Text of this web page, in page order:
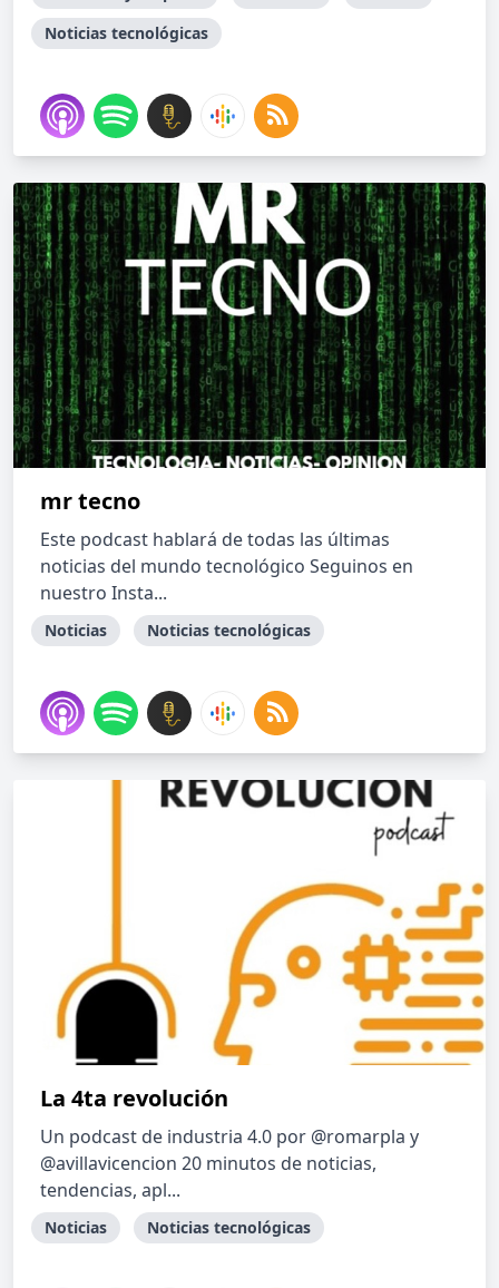
Noticias tecnológicas
mr tecno
Este podcast hablará de todas las últimas
noticias del mundo tecnológico Seguinos en
nuestro Insta...
Noticias Noticias tecnológicas
La 4ta revolución
Un podcast de industria 4.0 por @romarpla y
@avillavicencion 20 minutos de noticias,
tendencias, apl...
Noticias Noticias tecnológicas